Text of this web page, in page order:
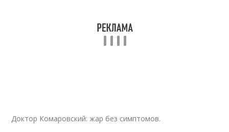
Доктор Комаровский: жар без симптомов.